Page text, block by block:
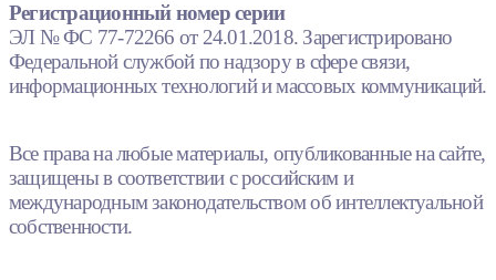
Регистрационный номер серии
ЭЛ № ФС 77-72266 от 24.01.2018. Зарегистрировано
Федеральной службой по надзору в сфере связи,
информационных технологий и массовых коммуникаций.
Все права на любые материалы, опубликованные на сайте,
защищены в соответствии с российским и
международным законодательством об интеллектуальной
собственности.